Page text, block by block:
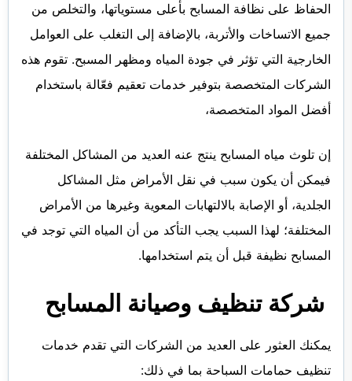
الحفاظ على نظافة المسابح بأعلى مستوياتها، والتخلص من
جميع الاتساخات والأتربة، بالإضافة إلى التغلب على العوامل
الخارجية التي تؤثر في جودة المياه ومظهر المسبح. تقوم هذه
الشركات المتخصصة بتوفير خدمات تعقيم فعّالة باستخدام
أفضل المواد المتخصصة،
إن تلوث مياه المسابح ينتج عنه العديد من المشاكل المختلفة
فيمكن أن يكون سبب في نقل الأمراض مثل المشاكل
الجلدية، أو الإصابة بالالتهابات المعوية وغيرها من الأمراض
المختلفة؛ لهذا السبب يجب التأكد من أن المياه التي توجد في
المسابح نظيفة قبل أن يتم استخدامها.
شركة تنظيف وصيانة المسابح
يمكنك العثور على العديد من الشركات التي تقدم خدمات
تنظيف حمامات السباحة بما في ذلك: